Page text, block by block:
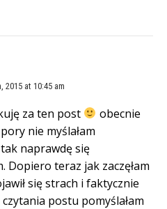
2015 at 10:45 am
za ten post
obecnie
nie myślałam
naprawdę się
Dopiero teraz jak zaczęłam
się strach i faktycznie
postu pomyślałam